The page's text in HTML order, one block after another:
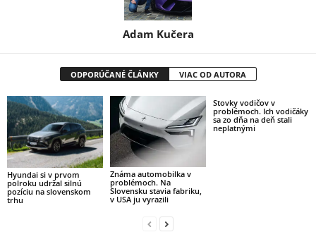
Adam Kučera
ODPORÚČANÉ ČLÁNKY VIAC OD AUTORA
Hyundai si v prvom
polroku udržal silnú
pozíciu na slovenskom
trhu
Známa automobilka v
problémoch. Na
Slovensku stavia fabriku,
v USA ju vyrazili
Stovky vodičov v
problémoch. Ich vodičáky
sa zo dňa na deň stali
neplatnými